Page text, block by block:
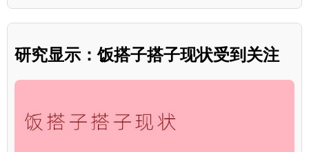
研究显示：饭搭子搭子现状受到关注